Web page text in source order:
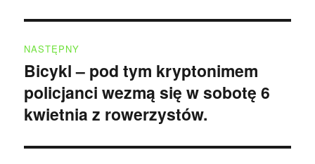
NASTĘPNY
Następny
wpis:
Bicykl – pod tym kryptonimem
policjanci wezmą się w sobotę 6
kwietnia z rowerzystów.